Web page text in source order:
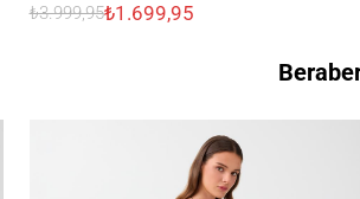
₺3.999,95₺1.699,95